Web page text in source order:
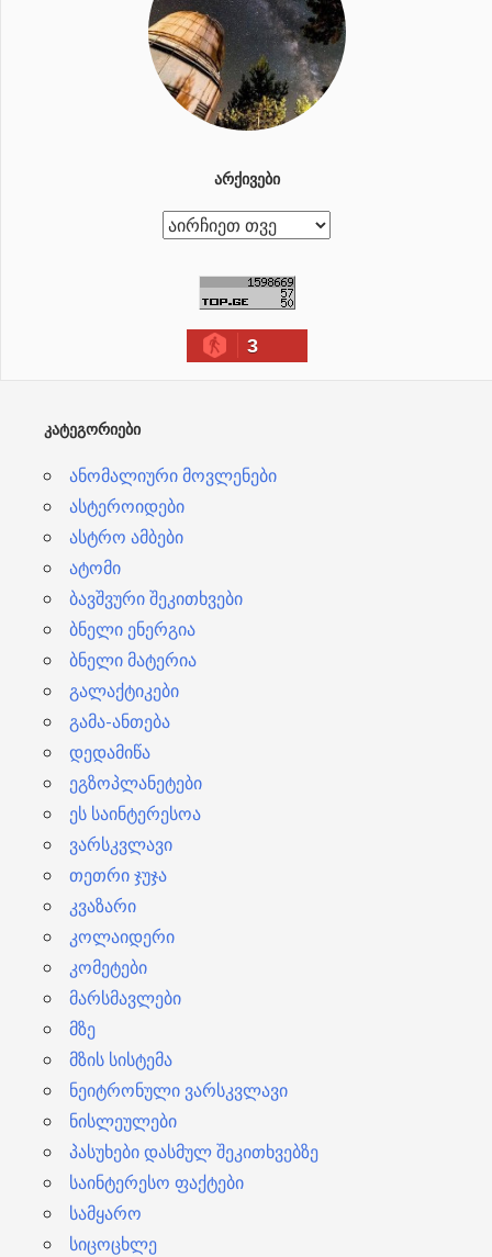
ᲐᲠᲥᲘᲕᲔᲑᲘ
ა
3
ᲙᲐᲢᲔᲒᲝᲠᲘᲔᲑᲘ
ანომალიური მოვლენები
ასტეროიდები
ასტრო ამბები
ატომი
ბავშვური შეკითხვები
ბნელი ენერგია
ბნელი მატერია
გალაქტიკები
გამა-ანთება
დედამიწა
ეგზოპლანეტები
ეს საინტერესოა
ვარსკვლავი
თეთრი ჯუჯა
კვაზარი
კოლაიდერი
კომეტები
მარსმავლები
მზე
მზის სისტემა
ნეიტრონული ვარსკვლავი
ნისლეულები
პასუხები დასმულ შეკითხვებზე
საინტერესო ფაქტები
სამყარო
სიცოცხლე